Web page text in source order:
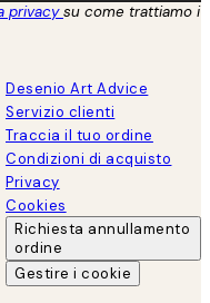
privacysu come trattiamo i
Desenio Art Advice
Servizio clienti
Traccia il tuo ordine
Condizioni di acquisto
Privacy
Cookies
Richiesta annullamento
ordine
Gestire i cookie